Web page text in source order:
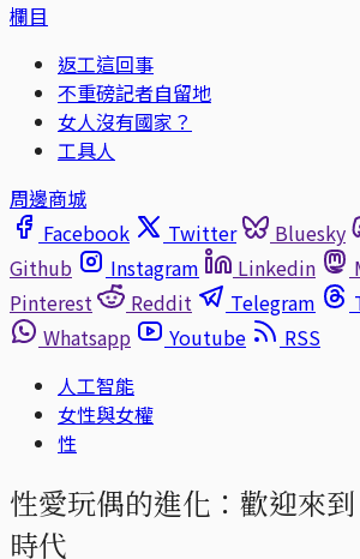
欄目
返工這回事
不重磅記者自留地
女人沒有國家？
工具人
周邊商城
Facebook
Twitter Bluesky
Github
Instagram Linkedin
Pinterest
Reddit Telegram
Whatsapp
Youtube
RSS
人工智能
女性與女權
性
性愛玩偶的進化：歡迎來到
時代